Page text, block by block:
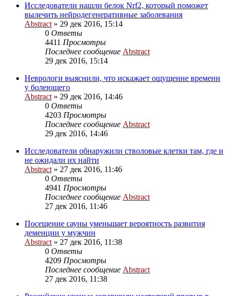
Исследователи нашли белок Nrf2, который поможет
вылечить нейродегенеративные заболевания
Abstract » 29 дек 2016, 15:14
0 Ответы
4411 Просмотры
Последнее сообщение Abstract
29 дек 2016, 15:14
Неврологи выяснили, что искажает ощущение времени
у болеющего
Abstract » 29 дек 2016, 14:46
0 Ответы
4203 Просмотры
Последнее сообщение Abstract
29 дек 2016, 14:46
Исследователи обнаружили стволовые клетки там, где и
не ожидали их найти
Abstract » 27 дек 2016, 11:46
0 Ответы
4941 Просмотры
Последнее сообщение Abstract
27 дек 2016, 11:46
Посещение сауны уменьшает вероятность развития
деменции у мужчин
Abstract » 27 дек 2016, 11:38
0 Ответы
4209 Просмотры
Последнее сообщение Abstract
27 дек 2016, 11:38